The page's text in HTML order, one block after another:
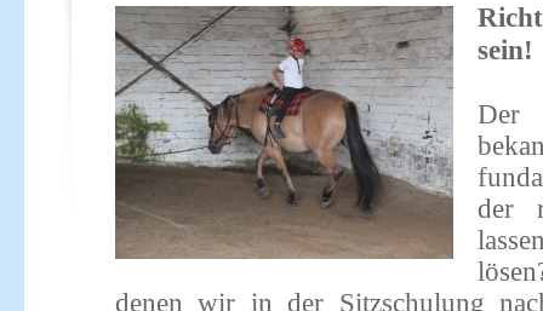
sein!
der
denen wir in der Sitzschulung